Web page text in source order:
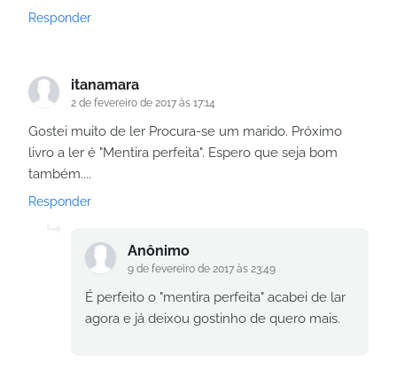
Responder
itanamara
2 de fevereiro de 2017 às 17:14
Gostei muito de ler Procura-se um marido. Próximo
livro a ler é "Mentira perfeita". Espero que seja bom
também....
Responder
Anônimo
9 de fevereiro de 2017 às 23:49
É perfeito o "mentira perfeita" acabei de lar
agora e já deixou gostinho de quero mais.